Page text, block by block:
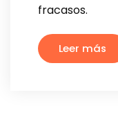
fracasos.
Leer más